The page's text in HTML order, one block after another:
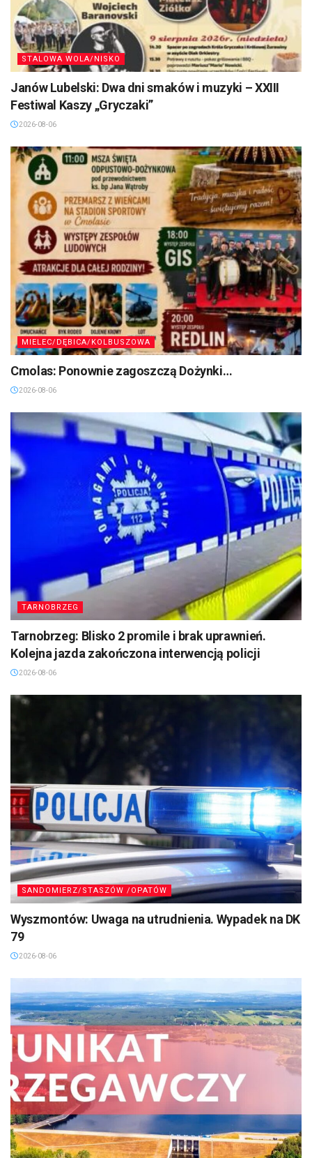
STALOWA WOLA/NISKO
Janów Lubelski: Dwa dni smaków i muzyki – XXIII
Festiwal Kaszy „Gryczaki”
2026-08-06
MIELEC/DĘBICA/KOLBUSZOWA
Cmolas: Ponownie zagoszczą Dożynki…
2026-08-06
TARNOBRZEG
Tarnobrzeg: Blisko 2 promile i brak uprawnień.
Kolejna jazda zakończona interwencją policji
2026-08-06
SANDOMIERZ/STASZÓW /OPATÓW
Wyszmontów: Uwaga na utrudnienia. Wypadek na DK
79
2026-08-06